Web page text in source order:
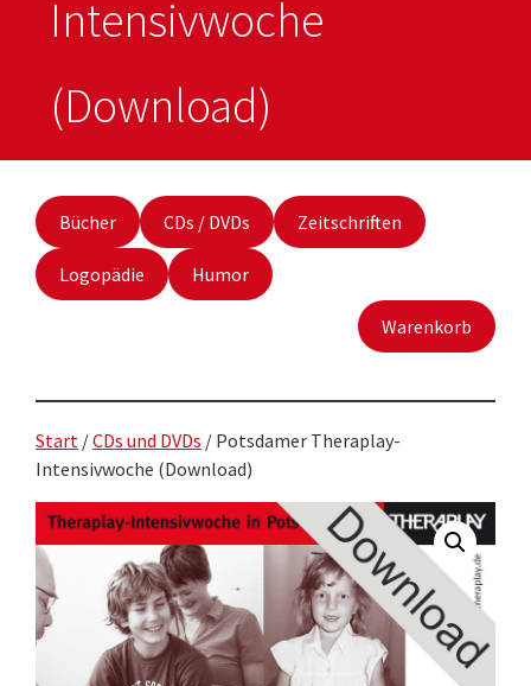
Intensivwoche
(Download)
Bücher CDs / DVDs Zeitschriften
Logopädie Humor
Warenkorb
Start /CDs und DVDs / Potsdamer Theraplay-
Intensivwoche (Download)